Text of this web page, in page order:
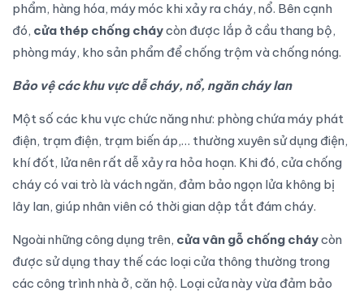
phẩm, hàng hóa, máy móc khi xảy ra cháy, nổ. Bên cạnh
đó, cửa thép chống cháycòn được lắp ở cầu thang bộ,
phòng máy, kho sản phẩm để chống trộm và chống nóng.
Bảo vệ các khu vực dễ cháy, nổ, ngăn cháy lan
Một số các khu vực chức năng như: phòng chứa máy phát
điện, trạm điện, trạm biến áp,… thường xuyên sử dụng điện,
khí đốt, lửa nên rất dễ xảy ra hỏa hoạn. Khi đó, cửa chống
cháy có vai trò là vách ngăn, đảm bảo ngọn lửa không bị
lây lan, giúp nhân viên có thời gian dập tắt đám cháy.
Ngoài những công dụng trên, cửa vân gỗ chống cháycòn
được sử dụng thay thế các loại cửa thông thường trong
các công trình nhà ở, căn hộ. Loại cửa này vừa đảm bảo